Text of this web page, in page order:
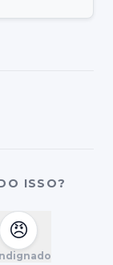
ISSO?
😠